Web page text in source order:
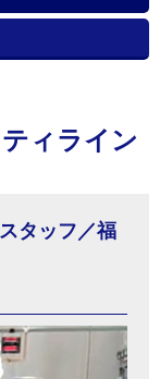
ィライン
タッフ／福